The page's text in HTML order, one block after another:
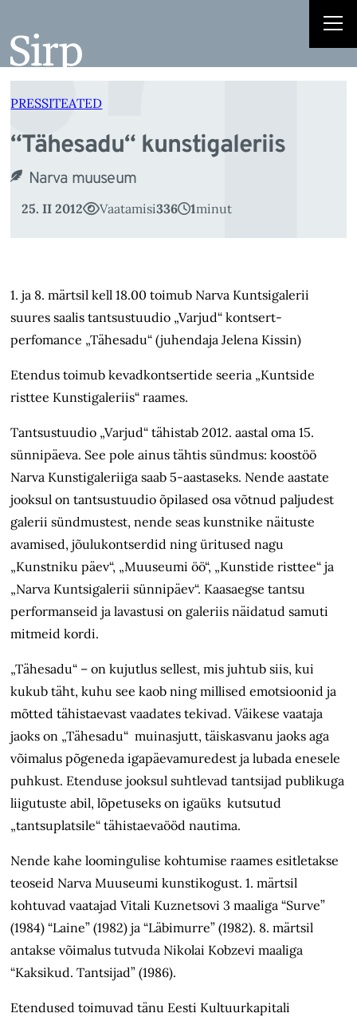
juurde
PRESSITEATED
“Tähesadu“ kunstigaleriis
Narva muuseum
25. II 2012 Vaatamisi336 1minut
1. ja 8. märtsil kell 18.00 toimub Narva Kuntsigalerii
suures saalis tantsustuudio „Varjud“ kontsert-
perfomance „Tähesadu“ (juhendaja Jelena Kissin)
Etendus toimub kevadkontsertide seeria „Kuntside
risttee Kunstigaleriis“ raames.
Tantsustuudio „Varjud“ tähistab 2012. aastal oma 15.
sünnipäeva. See pole ainus tähtis sündmus: koostöö
Narva Kunstigaleriiga saab 5-aastaseks. Nende aastate
jooksul on tantsustuudio õpilased osa võtnud paljudest
galerii sündmustest, nende seas kunstnike näituste
avamised, jõulukontserdid ning üritused nagu
„Kunstniku päev“, „Muuseumi öö“, „Kunstide risttee“ ja
„Narva Kuntsigalerii sünnipäev“. Kaasaegse tantsu
performanseid ja lavastusi on galeriis näidatud samuti
mitmeid kordi.
„Tähesadu“ – on kujutlus sellest, mis juhtub siis, kui
kukub täht, kuhu see kaob ning millised emotsioonid ja
mõtted tähistaevast vaadates tekivad. Väikese vaataja
jaoks on „Tähesadu“ muinasjutt, täiskasvanu jaoks aga
võimalus põgeneda igapäevamuredest ja lubada enesele
puhkust. Etenduse jooksul suhtlevad tantsijad publikuga
liigutuste abil, lõpetuseks on igaüks kutsutud
„tantsuplatsile“ tähistaevaööd nautima.
Nende kahe loomingulise kohtumise raames esitletakse
teoseid Narva Muuseumi kunstikogust. 1. märtsil
kohtuvad vaatajad Vitali Kuznetsovi 3 maaliga “Surve”
(1984) “Laine” (1982) ja “Läbimurre” (1982). 8. märtsil
antakse võimalus tutvuda Nikolai Kobzevi maaliga
“Kaksikud. Tantsijad” (1986).
Etendused toimuvad tänu Eesti Kultuurkapitali